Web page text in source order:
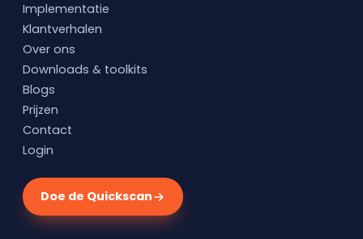
Implementatie
Klantverhalen
Over ons
Downloads & toolkits
Blogs
Prijzen
Contact
Login
Doe de Quickscan